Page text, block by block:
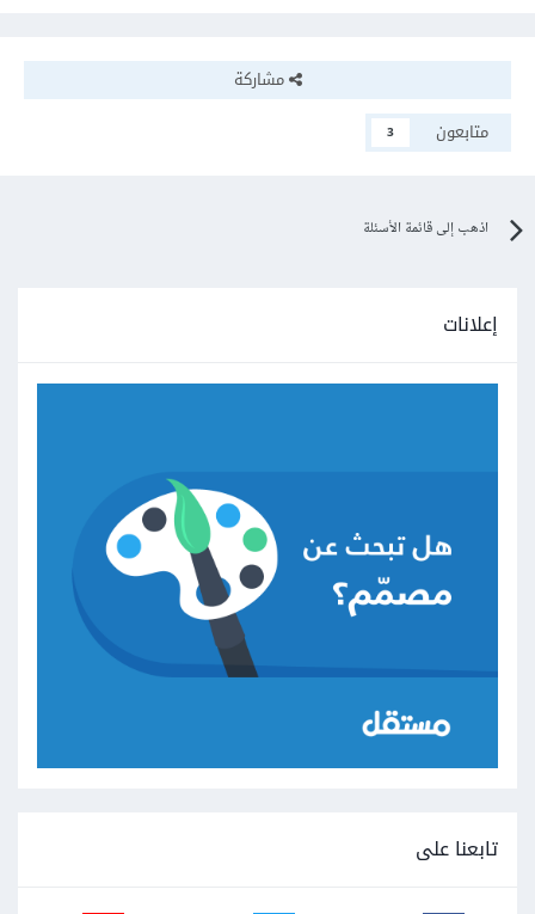
مشاركة
متابعون
3
اذهب إلى قائمة الأسئلة
إعلانات
تابعنا على